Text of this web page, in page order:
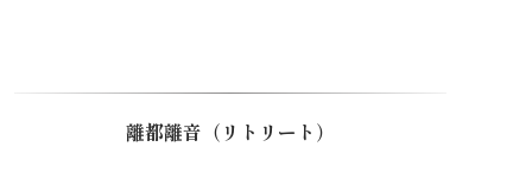
離都離音（リトリート）